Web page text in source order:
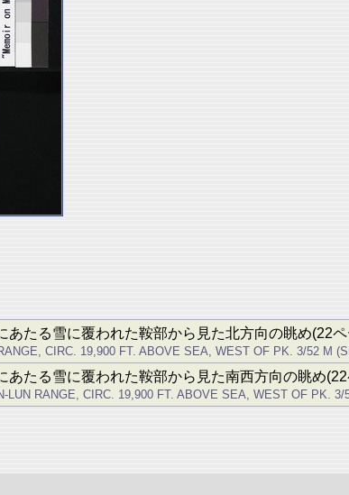
たる雪に覆われた鞍部から見た北方向の眺め(22ペ
CIRC. 19,900 FT. ABOVE SEA, WEST OF PK. 3/52 M
たる雪に覆われた鞍部から見た南西方向の眺め(22
RANGE, CIRC. 19,900 FT. ABOVE SEA, WEST OF PK.